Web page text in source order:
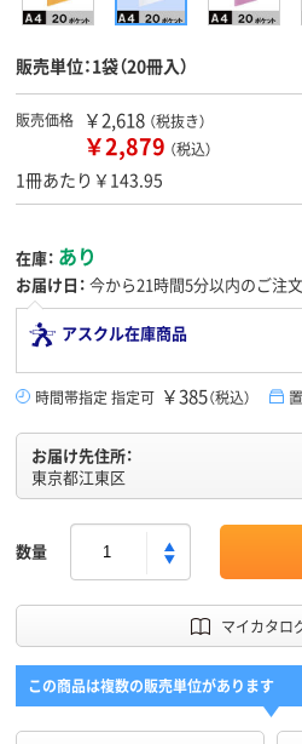
販売単位：1袋（20冊入）
販売価格 ￥2,618 （税抜き）
￥2,879 （税込）
1冊あたり￥143.95
在庫： あり
お届け日： 今から21時間5分以内のご注文
アスクル在庫商品
時間帯指定 指定可 ￥385（税込）
お届け先住所：
東京都江東区
数量
マイカタロ
この商品は複数の販売単位があります